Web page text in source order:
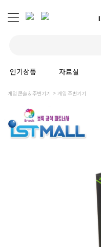
인기상품 자료실
게임 콘솔 & 주변기기 게임 주변기기